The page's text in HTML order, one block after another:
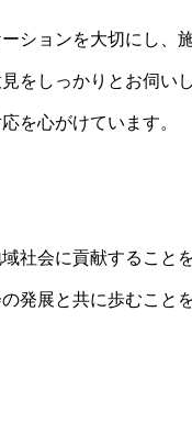
ションを大切にし、
をしっかりとお伺い
を心がけています。
社会に貢献すること
発展と共に歩むこと